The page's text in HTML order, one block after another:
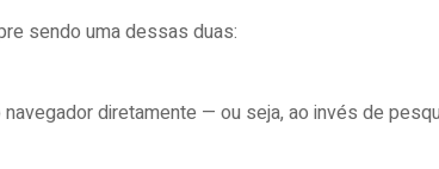
sendo uma dessas duas:
diretamente — ou seja, ao invés de